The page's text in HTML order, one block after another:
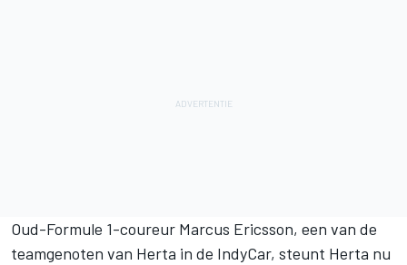
Oud-Formule 1-coureur Marcus Ericsson, een van de
teamgenoten van Herta in de IndyCar, steunt Herta nu